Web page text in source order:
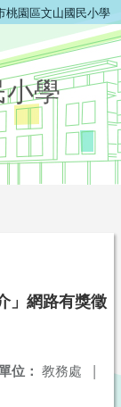
桃園區文山國民小學
學
」網路有獎徵
位： 教務處 |